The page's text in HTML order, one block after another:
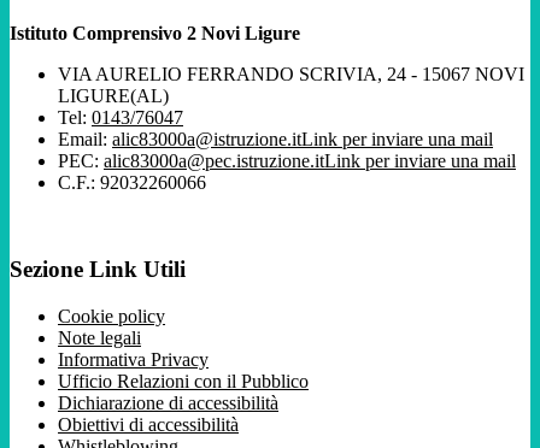
Istituto Comprensivo 2 Novi Ligure
VIA AURELIO FERRANDO SCRIVIA, 24 - 15067 NOVI
LIGURE(AL)
Tel: 0143/76047
Email: alic83000a@istruzione.itLink per inviare una mail
PEC: alic83000a@pec.istruzione.itLink per inviare una mail
C.F.: 92032260066
Sezione Link Utili
Cookie policy
Note legali
Informativa Privacy
Ufficio Relazioni con il Pubblico
Dichiarazione di accessibilità
Obiettivi di accessibilità